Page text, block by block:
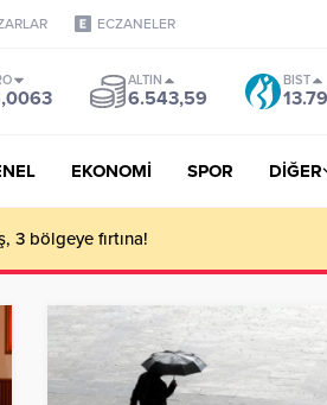
ECZANELER
ALTIN
6.543,59
BIST
EKONOMİ SPOR DİĞER
3 bölgeye fırtına!